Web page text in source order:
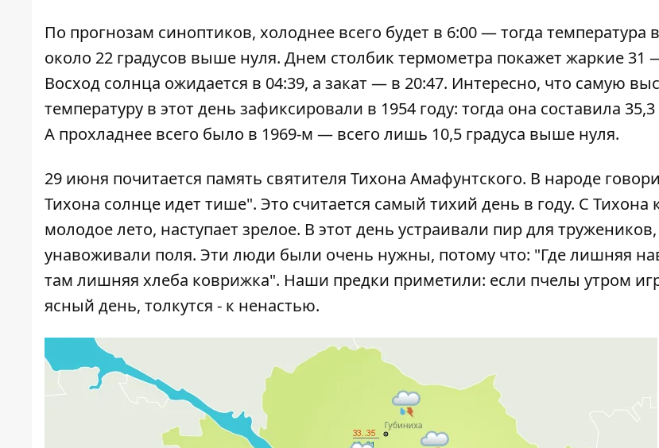
По прогнозам синоптиков, холоднее всего будет в 6:00 — тогда температура
около 22 градусов выше нуля. Днем столбик термометра покажет жаркие 31
Восход солнца ожидается в 04:39, а закат — в 20:47. Интересно, что самую
температуру в этот день зафиксировали в 1954 году: тогда она составила
А прохладнее всего было в 1969-м — всего лишь 10,5 градуса выше нуля.
29 июня почитается память святителя Тихона Амафунтского. В народе
Тихона солнце идет тише". Это считается самый тихий день в году. С Тихона
молодое лето, наступает зрелое. В этот день устраивали пир для
унавоживали поля. Эти люди были очень нужны, потому что: "Где лишняя
там лишняя хлеба коврижка". Наши предки приметили: если пчелы утром
ясный день, толкутся - к ненастью.